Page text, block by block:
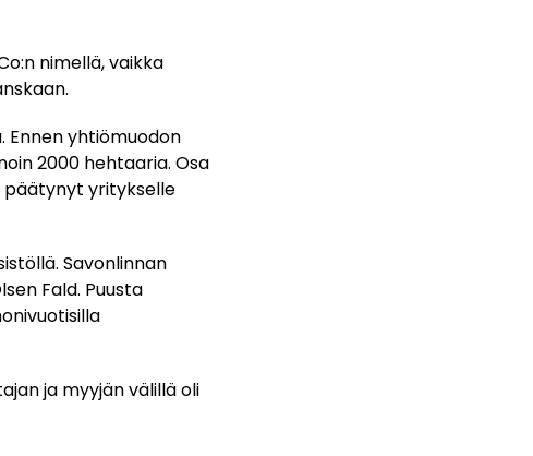
nimellä, vaikka
Ennen yhtiömuodon
2000 hehtaaria. Osa
päätynyt yritykselle
Savonlinnan
Fald. Puusta
ja myyjän välillä oli